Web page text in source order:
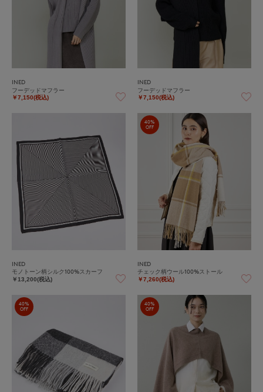
INED
フーデッドマフラー
￥7,150(税込)
INED
フーデッドマフラー
￥7,150(税込)
INED
モノトーン柄シルク100%スカーフ
￥13,200(税込)
40%
OFF
INED
チェック柄ウール100%ストール
￥7,260(税込)
40%
OFF
40%
OFF